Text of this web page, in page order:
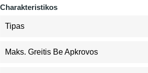
Charakteristikos
Tipas
Maks. Greitis Be Apkrovos